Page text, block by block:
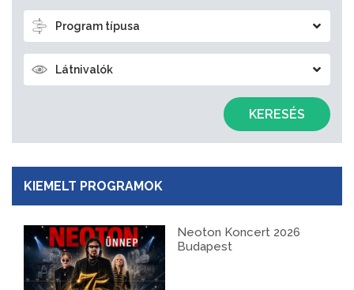
Program típusa
Látnivalók
KERESÉS
KIEMELT PROGRAMOK
Neoton Koncert 2026
Budapest